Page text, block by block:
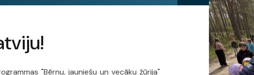
"Bērnu, jauniešu un vecāku žūrija"